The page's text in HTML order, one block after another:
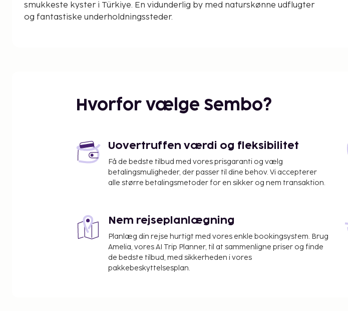
smukkeste kyster i Türkiye. En vidunderlig by med naturskønne udflugter
og fantastiske underholdningssteder.
Hvorfor vælge Sembo?
Uovertruffen værdi og fleksibilitet
Få de bedste tilbud med vores prisgaranti og vælg
betalingsmuligheder, der passer til dine behov. Vi accepterer
alle større betalingsmetoder for en sikker og nem transaktion.
Nem rejseplanlægning
Planlæg din rejse hurtigt med vores enkle bookingsystem. Brug
Amelia, vores AI Trip Planner, til at sammenligne priser og finde
de bedste tilbud, med sikkerheden i vores
pakkebeskyttelsesplan.